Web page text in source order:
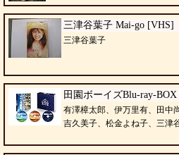
三津谷葉子 Mai-go [VHS]
三津谷葉子
田園ボーイズBlu-ray-BOX
有澤樟太郎、伊万里有、田中
吉久美子、松金よね子、三津